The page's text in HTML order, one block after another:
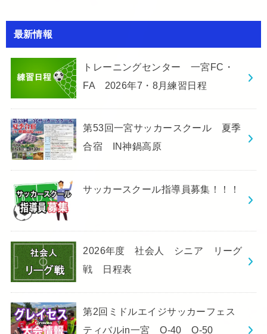
最新情報
トレーニングセンター 一宮FC・
FA 2026年7・8月練習日程
第53回一宮サッカースクール 夏季
合宿 IN神鍋高原
サッカースクール指導員募集！！！
2026年度 社会人 シニア リーグ
戦 日程表
第2回ミドルエイジサッカーフェス
ティバルin一宮 O-40 O-50